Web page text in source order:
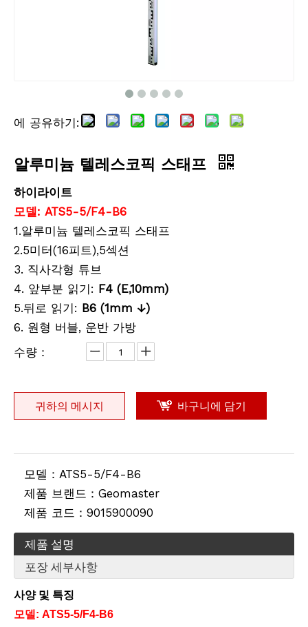
프리미어 프리즘 어셈블리(GPR113)
프리미어 프리즘 어셈블리(GPR1)
탄소강 테이프 (50m)
에 공유하기:
알루미늄 텔레스코픽 스태프
하이라이트
모델: ATS5-5/F4-B6
1.알루미늄 텔레스코픽 스태프
2.5미터(16피트),5섹션
3. 직사각형 튜브
4. 앞부분 읽기: F4 (E,10mm)
5.뒤로 읽기: B6 (1mm ↓)
6. 원형 버블, 운반 가방
수량：
귀하의 메시지 바구니에 담기
모델： ATS5-5/F4-B6
제품 브랜드： Geomaster
제품 코드： 9015900090
제품 설명
포장 세부사항
사양 및 특징
모델 : ATS5-5/F4-B6